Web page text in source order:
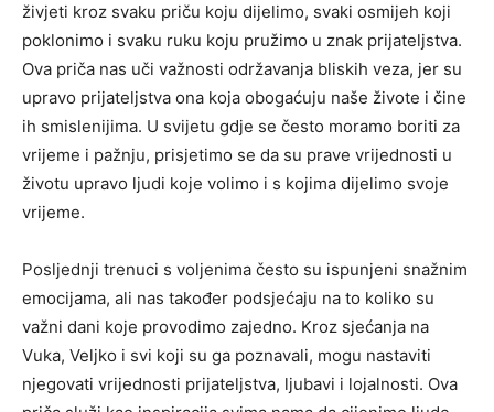
živjeti kroz svaku priču koju dijelimo, svaki osmijeh koji
poklonimo i svaku ruku koju pružimo u znak prijateljstva.
Ova priča nas uči važnosti održavanja bliskih veza, jer su
upravo prijateljstva ona koja obogaćuju naše živote i čine
ih smislenijima. U svijetu gdje se često moramo boriti za
vrijeme i pažnju, prisjetimo se da su prave vrijednosti u
životu upravo ljudi koje volimo i s kojima dijelimo svoje
vrijeme.
Posljednji trenuci s voljenima često su ispunjeni snažnim
emocijama, ali nas također podsjećaju na to koliko su
važni dani koje provodimo zajedno. Kroz sjećanja na
Vuka, Veljko i svi koji su ga poznavali, mogu nastaviti
njegovati vrijednosti prijateljstva, ljubavi i lojalnosti. Ova